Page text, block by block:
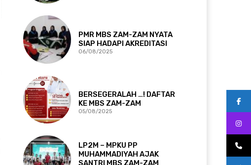
PMR MBS ZAM-ZAM NYATA
SIAP HADAPI AKREDITASI
06/08/2025
BERSEGERALAH …! DAFTAR
KE MBS ZAM-ZAM
05/08/2025
LP2M – MPKU PP
MUHAMMADIYAH AJAK
SANTRI MBS ZAM-ZAM